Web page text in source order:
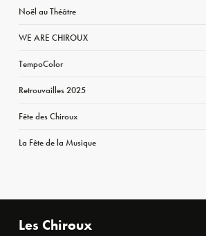
Noël au Théâtre
WE ARE CHIROUX
TempoColor
Retrouvailles 2025
Fête des Chiroux
La Fête de la Musique
Les Chiroux